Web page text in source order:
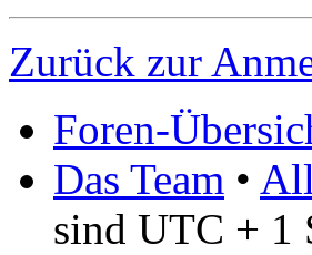
Zurück zur
Foren-
Das Team •
sind UTC + 1